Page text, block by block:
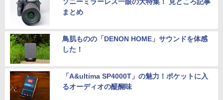
ソニーミラーレス一眼の大特集！ 見どころ記事
まとめ
鳥肌ものの「DENON HOME」サウンドを体感
した！
「A&ultima SP4000T」の魅力！ポケットに入
るオーディオの醍醐味